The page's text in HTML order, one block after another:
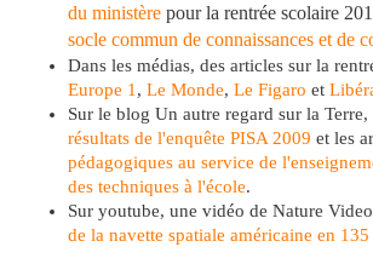
du ministère pour la rentrée scolaire
socle commun de connaissances et de
Dans les médias, des articles sur la
Europe 1 , Le Monde, Le Figaro et
Sur le blog Un autre regard sur la
résultats de l'enquête PISA 2009 et les
pédagogiques au service de
des techniques à l'école.
Sur youtube, une vidéo de Nature
de la navette spatiale américaine en